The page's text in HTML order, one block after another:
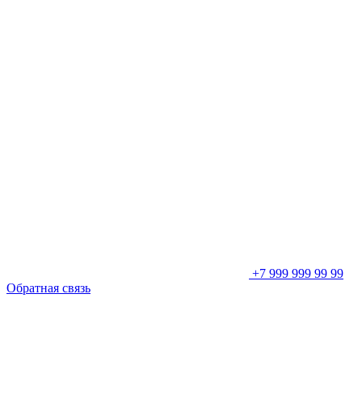
+7 999 999 99 99
Обратная связь